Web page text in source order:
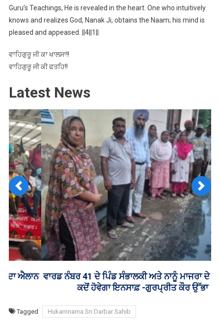
Guru’s Teachings, He is revealed in the heart. One who intuitively
knows and realizes God, Nanak Ji, obtains the Naam; his mind is
pleased and appeased. ||4||1||
ਵਾਹਿਗੁਰੂ ਜੀ ਕਾ ਖਾਲਸਾ!!
ਵਾਹਿਗੁਰੂ ਜੀ ਕੀ ਫਤਹਿ!!
Latest News
ਵਾਰਡ ਨੰਬਰ 41 ਦੇ ਪਿੰਡ ਸੰਭਾਲਕੀ ਅਤੇ ਨਾਨੂੰ ਮਾਜਰਾ ਦੇ ਲੋਕਾਂ ਨਾਲ
ਕਦੋਂ ਹੋਵੇਗਾ ਇਨਸਾਫ਼ -ਗੁਰਪ੍ਰੀਤ ਕੌਰ ਉੱਭਾ
Previous Next
Tagged Hukamnama Sri Darbar Sahib